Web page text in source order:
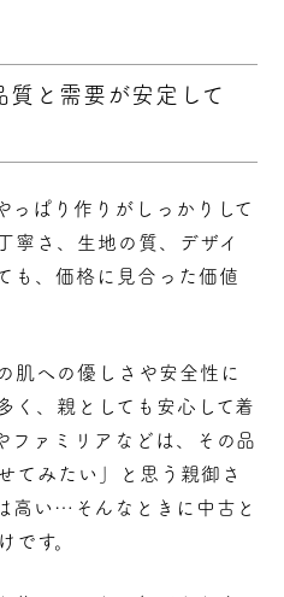
質と需要が安定して
っぱり作りがしっかりして
寧さ、生地の質、デザイ
も、価格に見合った価値
肌への優しさや安全性 に
く、親としても安心して着
ファミリアなどは、その品
てみたい」と思う親御さ
高い…そんなときに中古と
です。